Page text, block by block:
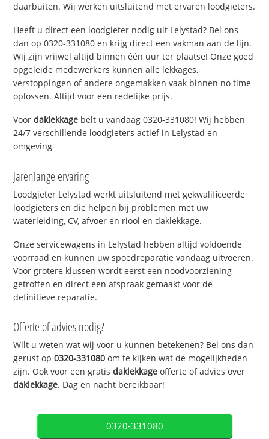
daarbuiten. Wij werken uitsluitend met ervaren loodgieters.
Heeft u direct een loodgieter nodig uit Lelystad? Bel ons
dan op 0320-331080 en krijg direct een vakman aan de lijn.
Wij zijn vrijwel altijd binnen één uur ter plaatse! Onze goed
opgeleide medewerkers kunnen alle lekkages,
verstoppingen of andere ongemakken vaak binnen no time
oplossen. Altijd voor een redelijke prijs.
Voordaklekkage belt u vandaag 0320-331080! Wij hebben
24/7 verschillende loodgieters actief in Lelystad en
omgeving
Jarenlange ervaring
Loodgieter Lelystad werkt uitsluitend met gekwalificeerde
loodgieters en die helpen bij problemen met uw
waterleiding, CV, afvoer en riool en daklekkage.
Onze servicewagens in Lelystad hebben altijd voldoende
voorraad en kunnen uw spoedreparatie vandaag uitvoeren.
Voor grotere klussen wordt eerst een noodvoorziening
getroffen en direct een afspraak gemaakt voor de
definitieve reparatie.
Offerte of advies nodig?
Wilt u weten wat wij voor u kunnen betekenen? Bel ons dan
gerust op0320-331080 om te kijken wat de mogelijkheden
zijn. Ook voor een gratisdaklekkage offerte of advies over
daklekkage. Dag en nacht bereikbaar!
0320-331080